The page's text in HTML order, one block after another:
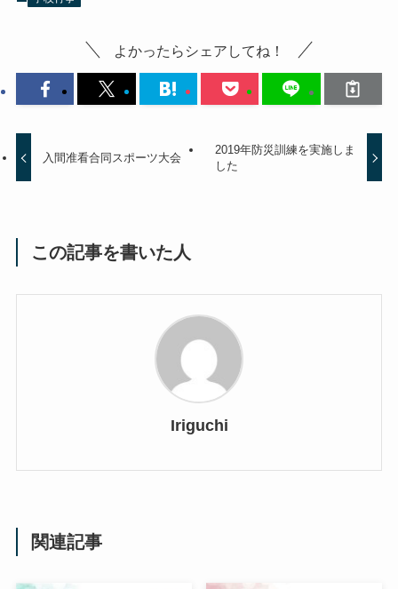
よかったらシェアしてね！
入間准看合同スポーツ大会
2019年防災訓練を実施しま
した
この記事を書いた人
Iriguchi
関連記事